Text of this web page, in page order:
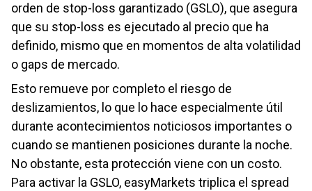
orden de stop-loss garantizado (GSLO), que asegura
que su stop-loss es ejecutado al precio que ha
definido, mismo que en momentos de alta volatilidad
o gaps de mercado.
Esto remueve por completo el riesgo de
deslizamientos, lo que lo hace especialmente útil
durante acontecimientos noticiosos importantes o
cuando se mantienen posiciones durante la noche.
No obstante, esta protección viene con un costo.
Para activar la GSLO, easyMarkets triplica el spread